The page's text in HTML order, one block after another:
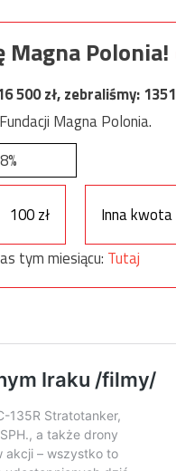
Magna Polonia!
500zł, zebraliśmy:1351
Magna Polonia.
8%
100 zł
Inna kwota
tym miesiącu: Tutaj